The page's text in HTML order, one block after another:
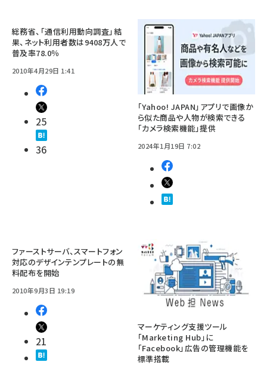
総務省、「通信利用動向調査」結
果、ネット利用者数は9408万人で
普及率78.0％
2010年4月29日 1:41
25
36
「Yahoo! JAPAN」アプリで画像か
ら似た商品や人物が検索できる
「カメラ検索機能」提供
2024年1月19日 7:02
ファーストサーバ、スマートフォン
対応のデザインテンプレートの無
料配布を開始
2010年9月3日 19:19
21
マーケティング支援ツール
「Marketing Hub」に
「Facebook」広告の管理機能を
標準搭載